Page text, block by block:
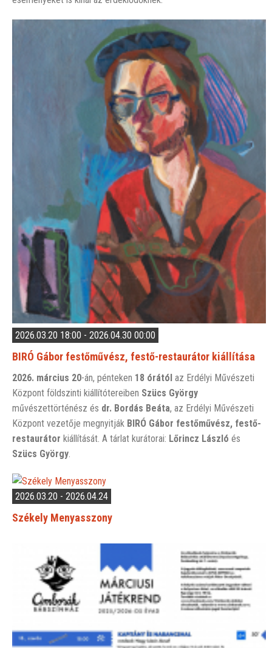
2026.03.20 18:00 - 2026.04.30 00:00
BIRÓ Gábor festőművész, festő-restaurátor kiállítása
2026. március 20-án, pénteken 18 órától az Erdélyi Művészeti
Központ földszinti kiállítótereiben Szücs György
művészettörténész és dr. Bordás Beáta, az Erdélyi Művészeti
Központ vezetője megnyitják BIRÓ Gábor festőművész, festő-
restaurátor kiállítását. A tárlat kurátorai: Lőrincz László és
Szücs György.
2026.03.20 - 2026.04.24
Székely Menyasszony